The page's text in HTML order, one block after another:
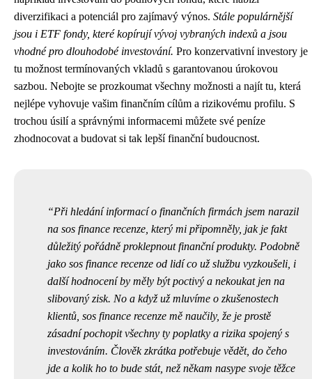
diverzifikaci a potenciál pro zajímavý výnos. Stále populárnější
jsou i ETF fondy, které kopírují vývoj vybraných indexů a jsou
vhodné pro dlouhodobé investování. Pro konzervativní investory je
tu možnost termínovaných vkladů s garantovanou úrokovou
sazbou. Nebojte se prozkoumat všechny možnosti a najít tu, která
nejlépe vyhovuje vašim finančním cílům a rizikovému profilu. S
trochou úsilí a správnými informacemi můžete své peníze
zhodnocovat a budovat si tak lepší finanční budoucnost.
Při hledání informací o finančních firmách jsem narazil
na sos finance recenze, který mi připomněly, jak je fakt
důležitý pořádně proklepnout finanční produkty. Podobně
jako sos finance recenze od lidí co už službu vyzkoušeli, i
další hodnocení by měly být poctivý a nekoukat jen na
slibovaný zisk. No a když už mluvíme o zkušenostech
klientů, sos finance recenze mě naučily, že je prostě
zásadní pochopit všechny ty poplatky a rizika spojený s
investováním. Člověk zkrátka potřebuje vědět, do čeho
jde a kolik ho to bude stát, než někam nasype svoje těžce